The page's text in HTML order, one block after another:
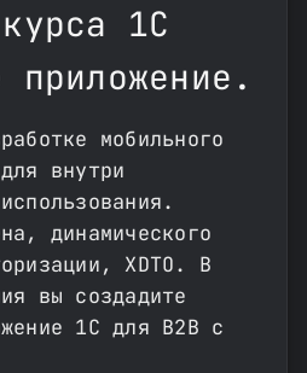
1С
приложение.
мобильного
внутри
динамического
XDTO. В
вы создадите
1С для B2B с